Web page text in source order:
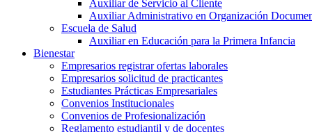
Auxiliar de Servicio al Cliente
Auxiliar Administrativo en Organización
Escuela de Salud
Auxiliar en Educación para la Primera Infancia
Bienestar
Empresarios registrar ofertas laborales
Empresarios solicitud de practicantes
Estudiantes Prácticas Empresariales
Convenios Institucionales
Convenios de Profesionalización
Reglamento estudiantil y de docentes